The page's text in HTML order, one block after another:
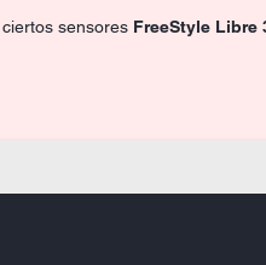
sensores FreeStyle Libre